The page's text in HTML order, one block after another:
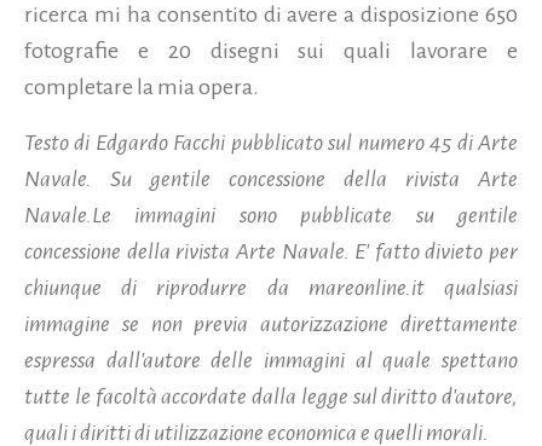
ricerca mi ha consentito di avere a disposizione 650
fotografie e 20 disegni sui quali lavorare e
completare la mia opera.
Testo di Edgardo Facchi pubblicato sul numero 45 di Arte
Navale. Su gentile concessione della rivista Arte
Navale.Le immagini sono pubblicate su gentile
concessione della rivista Arte Navale. E' fatto divieto per
chiunque di riprodurre da mareonline.it qualsiasi
immagine se non previa autorizzazione direttamente
espressa dall'autore delle immagini al quale spettano
tutte le facoltà accordate dalla legge sul diritto d'autore,
quali i diritti di utilizzazione economica e quelli morali.